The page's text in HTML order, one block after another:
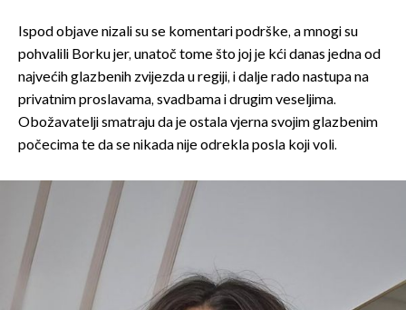
Ispod objave nizali su se komentari podrške, a mnogi su
pohvalili Borku jer, unatoč tome što joj je kći danas jedna od
najvećih glazbenih zvijezda u regiji, i dalje rado nastupa na
privatnim proslavama, svadbama i drugim veseljima.
Obožavatelji smatraju da je ostala vjerna svojim glazbenim
počecima te da se nikada nije odrekla posla koji voli.